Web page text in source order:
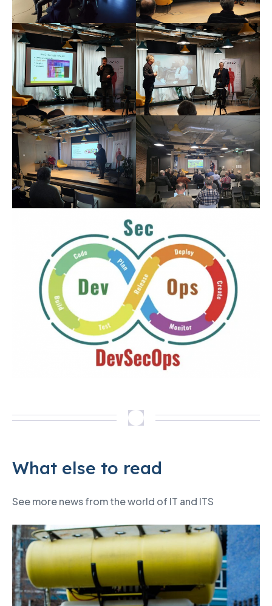
What else to read
See more news from the world of IT and ITS